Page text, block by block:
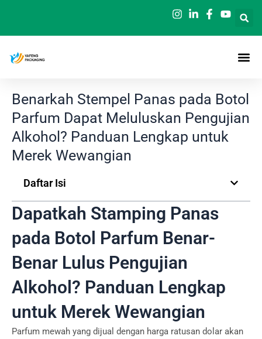
konten
Benarkah Stempel Panas pada Botol
Parfum Dapat Meluluskan Pengujian
Alkohol? Panduan Lengkap untuk
Merek Wewangian
Daftar Isi
Dapatkah Stamping Panas
pada Botol Parfum Benar-
Benar Lulus Pengujian
Alkohol? Panduan Lengkap
untuk Merek Wewangian
Parfum mewah yang dijual dengan harga ratusan dolar akan